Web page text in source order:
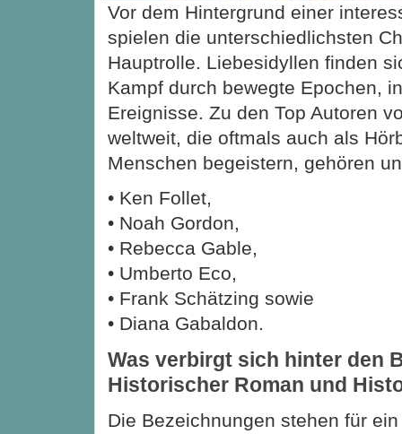
Vor dem Hintergrund einer
spielen die unterschiedlichsten
Hauptrolle. Liebesidyllen finden
Kampf durch bewegte Epochen,
Ereignisse. Zu den Top Autoren
weltweit, die oftmals auch als
Menschen begeistern, gehören
• Ken Follet,
• Noah Gordon,
• Rebecca Gable,
• Umberto Eco,
• Frank Schätzing sowie
• Diana Gabaldon.
Was verbirgt sich hinter den
Historischer Roman und
Die Bezeichnungen stehen für